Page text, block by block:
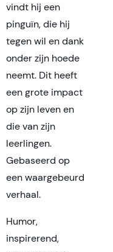
vindt hij een
pinguïn, die hij
tegen wil en dank
onder zijn hoede
neemt. Dit heeft
een grote impact
op zijn leven en
die van zijn
leerlingen.
Gebaseerd op
een waargebeurd
verhaal.
Humor,
inspirerend,